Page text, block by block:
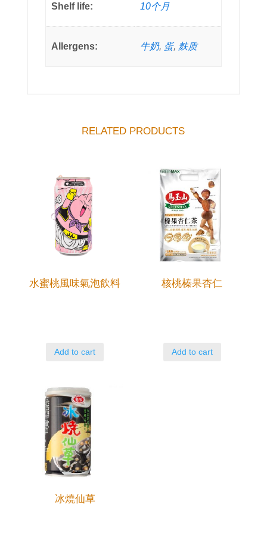
Shelf life: 10个月
Allergens: 牛奶, 蛋, 麸质
RELATED PRODUCTS
水蜜桃風味氣泡飲料
Add to cart
核桃榛果杏仁
Add to cart
冰燒仙草